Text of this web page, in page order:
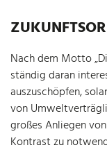
Nach dem Motto
ständig daran
auszuschöpfen,
von
großes Anliegen
Kontrast zu